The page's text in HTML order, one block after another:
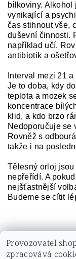
bílkoviny.
vynikající a
čas stihnout vše,
duševní činnosti.
například učí.
antibiotik a
Interval mezi 21
Je to doba, kdy
teplota a mozek
koncentrace
klid, a kdo brzo
Nedoporučuje se
Rovněž s
takže i na
Tělesný orloj
nepřeřídí. A
nejšťastnější
Budeme se cítit
Provozovatel
zpracovává